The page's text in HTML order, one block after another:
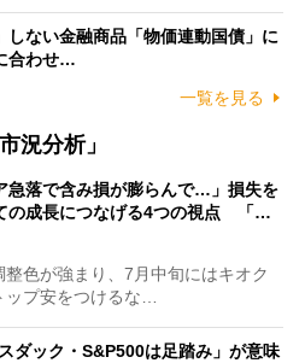
しない金融商品「物価連動国債」に
合わせ…
一覧を見る
況分析」
急落で含み損が膨らんで…」損失を
の成長につなげる4つの視点 「…
色が強まり、7月中旬にはキオク
ップ安をつけるな…
ダック・S&P500は足踏み」が意味